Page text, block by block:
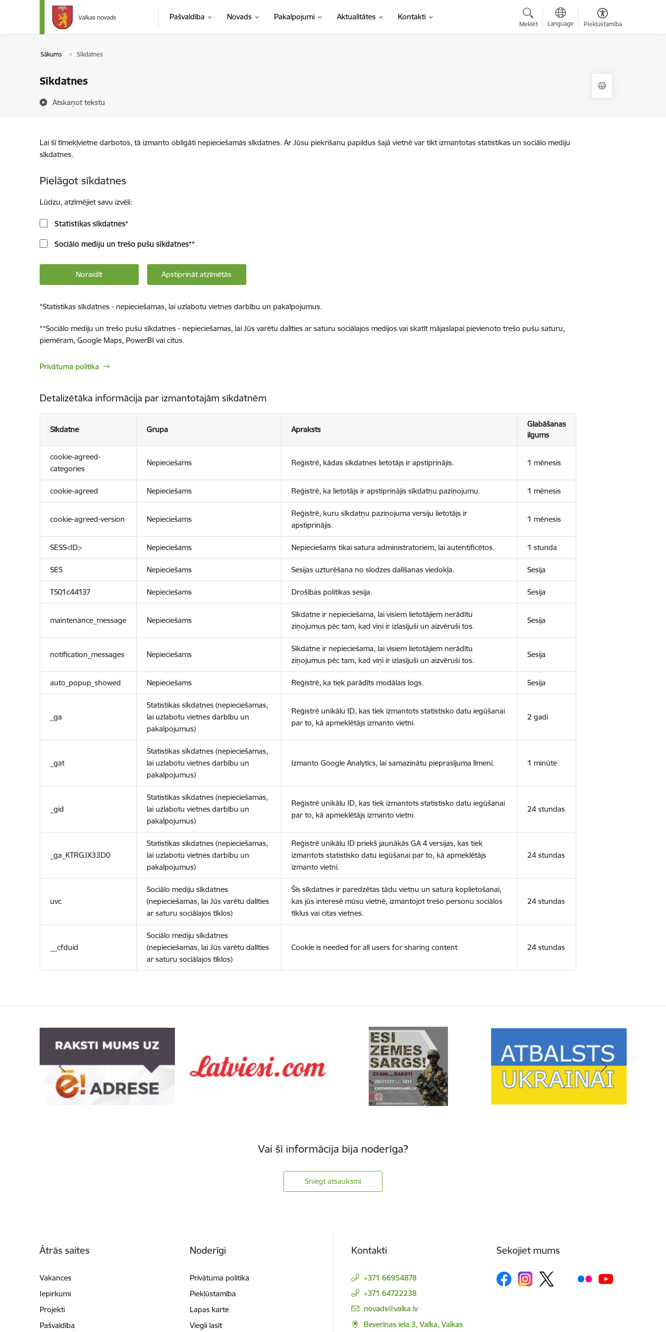
Pāriet uz lapas saturu
Pašvaldība Novads Pakalpojumi Aktualitātes Kontakti
Meklēt Language Piekļūstamība
Sākums Sīkdatnes
Sīkdatnes
Atskaņot tekstu
Lai šī tīmekļvietne darbotos, tā izmanto obligāti nepieciešamās sīkdatnes. Ar Jūsu piekrišanu papildus šajā vietnē var tikt izmantotas statistikas un sociālo mediju
sīkdatnes.
Pielāgot sīkdatnes
Lūdzu, atzīmējiet savu izvēli:
Statistikas sīkdatnes*
Sociālo mediju un trešo pušu sīkdatnes**
Noraidīt Apstiprināt atzīmētās
*Statistikas sīkdatnes - nepieciešamas, lai uzlabotu vietnes darbību un pakalpojumus.
**Sociālo mediju un trešo pušu sīkdatnes - nepieciešamas, lai Jūs varētu dalīties ar saturu sociālajos medijos vai skatīt mājaslapai pievienoto trešo pušu saturu,
piemēram, Google Maps, PowerBI vai citus.
Privātuma politika
Detalizētāka informācija par izmantotajām sīkdatnēm
Sīkdatne Grupa Apraksts
Glabāšanas
ilgums
cookie-agreed-
categories
Nepieciešams Reģistrē, kādas sīkdatnes lietotājs ir apstiprinājis. 1 mēnesis
cookie-agreed Nepieciešams Reģistrē, ka lietotājs ir apstiprinājis sīkdatņu paziņojumu. 1 mēnesis
cookie-agreed-version Nepieciešams
Reģistrē, kuru sīkdatņu paziņojuma versiju lietotājs ir
apstiprinājis.
1 mēnesis
SESS<ID> Nepieciešams Nepieciešams tikai satura administratoriem, lai autentificētos. 1 stunda
SES Nepieciešams Sesijas uzturēšana no slodzes dalīšanas viedokļa. Sesija
TS01c44137 Nepieciešams Drošības politikas sesija. Sesija
maintenance_message Nepieciešams
Sīkdatne ir nepieciešama, lai visiem lietotājiem nerādītu
ziņojumus pēc tam, kad viņi ir izlasījuši un aizvēruši tos.
Sesija
notification_messages Nepieciešams
Sīkdatne ir nepieciešama, lai visiem lietotājiem nerādītu
ziņojumus pēc tam, kad viņi ir izlasījuši un aizvēruši tos.
Sesija
auto_popup_showed Nepieciešams Reģistrē, ka tiek parādīts modālais logs. Sesija
_ga
Statistikas sīkdatnes (nepieciešamas,
lai uzlabotu vietnes darbību un
pakalpojumus)
Reģistrē unikālu ID, kas tiek izmantots statistisko datu iegūšanai
par to, kā apmeklētājs izmanto vietni.
2 gadi
_gat
Statistikas sīkdatnes (nepieciešamas,
lai uzlabotu vietnes darbību un
pakalpojumus)
Izmanto Google Analytics, lai samazinātu pieprasījuma līmeni. 1 minūte
_gid
Statistikas sīkdatnes (nepieciešamas,
lai uzlabotu vietnes darbību un
pakalpojumus)
Reģistrē unikālu ID, kas tiek izmantots statistisko datu iegūšanai
par to, kā apmeklētājs izmanto vietni.
24 stundas
_ga_KTRGJX33D0
Statistikas sīkdatnes (nepieciešamas,
lai uzlabotu vietnes darbību un
pakalpojumus)
Reģistrē unikālu ID priekš jaunākās GA 4 versijas, kas tiek
izmantots statistisko datu iegūšanai par to, kā apmeklētājs
izmanto vietni.
24 stundas
uvc
Sociālo mediju sīkdatnes
(nepieciešamas, lai Jūs varētu dalīties
ar saturu sociālajos tīklos)
Šīs sīkdatnes ir paredzētas tādu vietņu un satura koplietošanai,
kas jūs interesē mūsu vietnē, izmantojot trešo personu sociālos
tīklus vai citas vietnes.
24 stundas
__cfduid
Sociālo mediju sīkdatnes
(nepieciešamas, lai Jūs varētu dalīties
ar saturu sociālajos tīklos)
Cookie is needed for all users for sharing content 24 stundas
Vai šī informācija bija noderīga?
Sniegt atsauksmi
Ātrās saites
Vakances
Iepirkumi
Projekti
Pašvaldība
Noderīgi
Privātuma politika
Piekļūstamība
Lapas karte
Viegli lasīt
Kontakti
+371 66954878
+371 64722238
E-pasts:
novads@valka.lv
Beverīnas iela 3, Valka, Valkas
Sekojiet mums